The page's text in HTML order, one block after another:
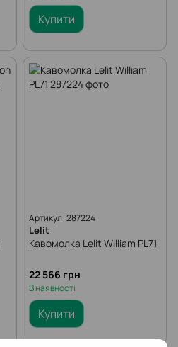
Купити
Артикул: 287224
Lelit
Кавомолка Lelit William PL71
22 566 грн
В наявності
Купити